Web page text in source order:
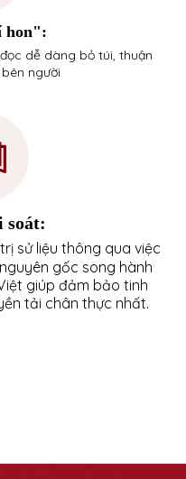
hon":
dễ dàng bỏ túi, thuận
người
soát:
sử liệu thông qua việc
gốc song hành
giúp đảm bảo tinh
tải chân thực nhất.